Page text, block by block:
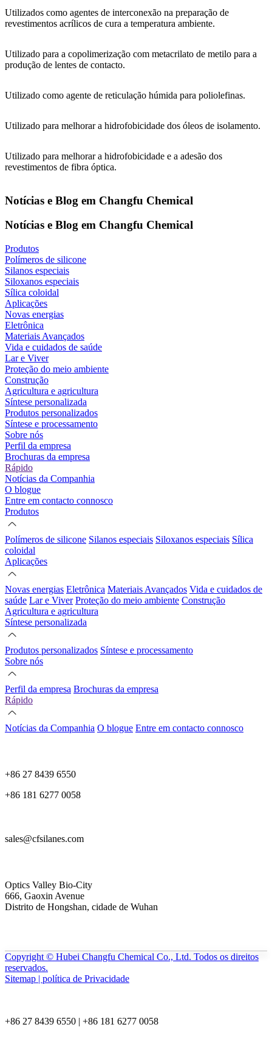
Utilizados como agentes de interconexão na preparação de
revestimentos acrílicos de cura a temperatura ambiente.
Utilizado para a copolimerização com metacrilato de metilo para a
produção de lentes de contacto.
Utilizado como agente de reticulação húmida para poliolefinas.
Utilizado para melhorar a hidrofobicidade dos óleos de isolamento.
Utilizado para melhorar a hidrofobicidade e a adesão dos
revestimentos de fibra óptica.
Notícias e Blog em Changfu Chemical
Notícias e Blog em Changfu Chemical
Produtos
Polímeros de silicone
Silanos especiais
Siloxanos especiais
Sílica coloidal
Aplicações
Novas energias
Eletrônica
Materiais Avançados
Vida e cuidados de saúde
Lar e Viver
Proteção do meio ambiente
Construção
Agricultura e agricultura
Síntese personalizada
Produtos personalizados
Síntese e processamento
Sobre nós
Perfil da empresa
Brochuras da empresa
Rápido
Notícias da Companhia
O blogue
Entre em contacto connosco
Produtos
Polímeros de silicone Silanos especiais Siloxanos especiais Sílica
coloidal
Aplicações
Novas energias Eletrônica Materiais Avançados Vida e cuidados de
saúde Lar e Viver Proteção do meio ambiente Construção
Agricultura e agricultura
Síntese personalizada
Produtos personalizados Síntese e processamento
Sobre nós
Perfil da empresa Brochuras da empresa
Rápido
Notícias da Companhia O blogue Entre em contacto connosco
+86 27 8439 6550
+86 181 6277 0058
sales@cfsilanes.com
Optics Valley Bio-City
666, Gaoxin Avenue
Distrito de Hongshan, cidade de Wuhan
Copyright © Hubei Changfu Chemical Co., Ltd. Todos os direitos
reservados.
Sitemap | política de Privacidade
+86 27 8439 6550 | +86 181 6277 0058